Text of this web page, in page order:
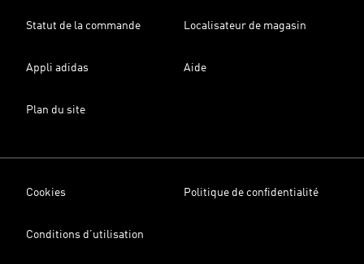
Statut de la commande Localisateur de magasin
Appli adidas Aide
Plan du site
Cookies Politique de confidentialité
Conditions d’utilisation